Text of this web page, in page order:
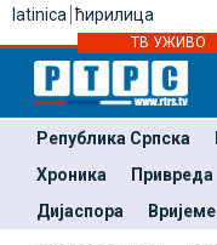
latinica ћирилица
ТВ УЖИВО
Република Српска
Хроника
Привреда
Дијаспора
Вријеме